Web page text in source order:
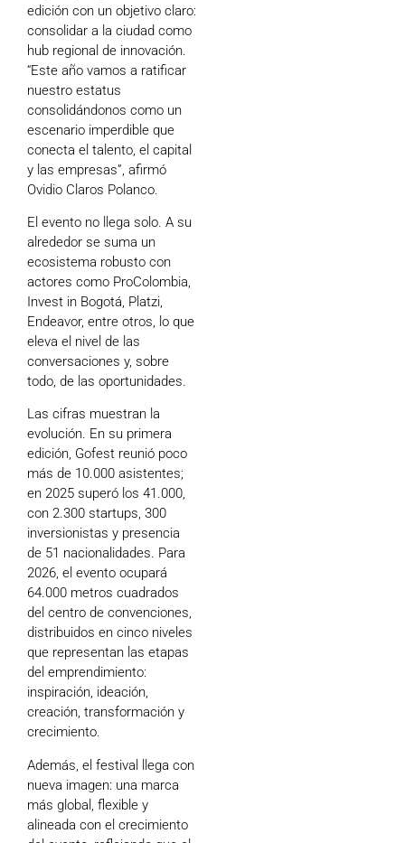
edición con un objetivo claro:
consolidar a la ciudad como
hub regional de innovación.
“Este año vamos a ratificar
nuestro estatus
consolidándonos como un
escenario imperdible que
conecta el talento, el capital
y las empresas”, afirmó
Ovidio Claros Polanco.
El evento no llega solo. A su
alrededor se suma un
ecosistema robusto con
actores como ProColombia,
Invest in Bogotá, Platzi,
Endeavor, entre otros, lo que
eleva el nivel de las
conversaciones y, sobre
todo, de las oportunidades.
Las cifras muestran la
evolución. En su primera
edición, Gofest reunió poco
más de 10.000 asistentes;
en 2025 superó los 41.000,
con 2.300 startups, 300
inversionistas y presencia
de 51 nacionalidades. Para
2026, el evento ocupará
64.000 metros cuadrados
del centro de convenciones,
distribuidos en cinco niveles
que representan las etapas
del emprendimiento:
inspiración, ideación,
creación, transformación y
crecimiento.
Además, el festival llega con
nueva imagen: una marca
más global, flexible y
alineada con el crecimiento